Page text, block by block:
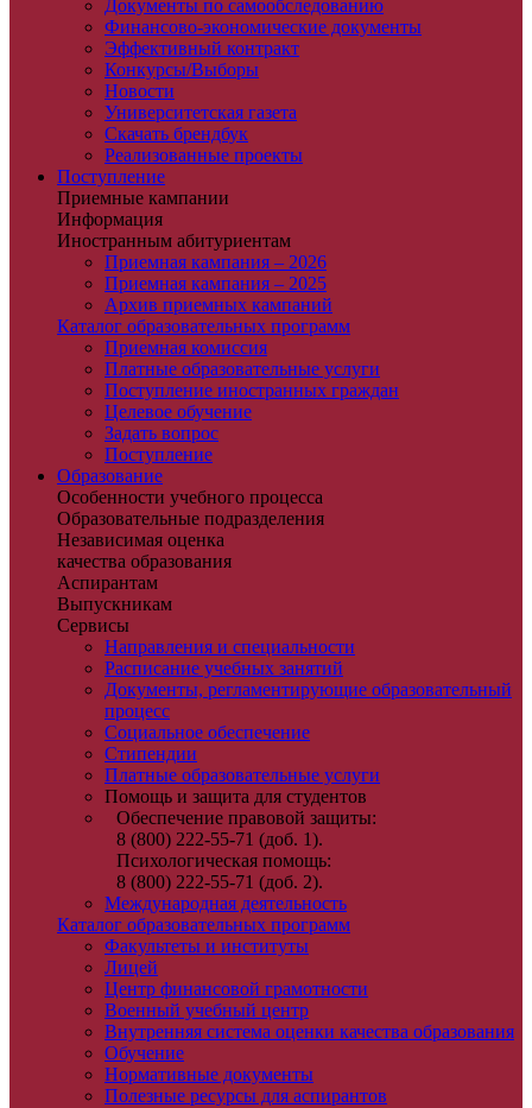
Документы по самообследованию
Финансово-экономические документы
Эффективный контракт
Конкурсы/Выборы
Новости
Университетская газета
Скачать брендбук
Реализованные проекты
Поступление
Приемные кампании
Информация
Иностранным абитуриентам
Приемная кампания – 2026
Приемная кампания – 2025
Архив приемных кампаний
Каталог образовательных программ
Приемная комиссия
Платные образовательные услуги
Поступление иностранных граждан
Целевое обучение
Задать вопрос
Поступление
Образование
Особенности учебного процесса
Образовательные подразделения
Независимая оценка
качества образования
Аспирантам
Выпускникам
Сервисы
Направления и специальности
Расписание учебных занятий
Документы, регламентирующие образовательный
процесс
Социальное обеспечение
Стипендии
Платные образовательные услуги
Помощь и защита для студентов
Обеспечение правовой защиты:
8 (800) 222-55-71 (доб. 1).
Психологическая помощь:
8 (800) 222-55-71 (доб. 2).
Международная деятельность
Каталог образовательных программ
Факультеты и институты
Лицей
Центр финансовой грамотности
Военный учебный центр
Внутренняя система оценки качества образования
Обучение
Нормативные документы
Полезные ресурсы для аспирантов